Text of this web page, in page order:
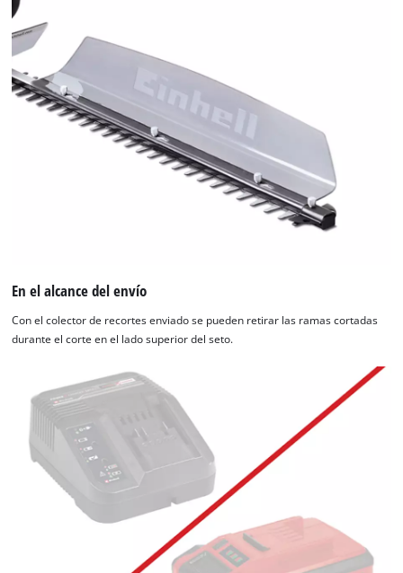
En el alcance del envío
Con el colector de recortes enviado se pueden retirar las ramas cortadas
durante el corte en el lado superior del seto.